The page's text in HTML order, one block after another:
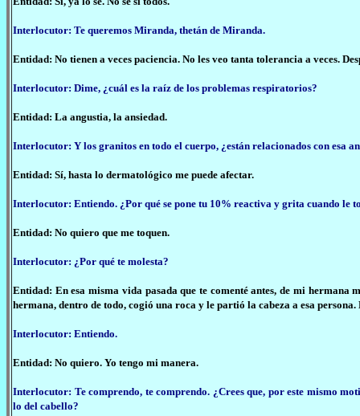
Interlocutor: Te queremos Miranda, thetán de Miranda.
Entidad: No tienen a veces paciencia. No les veo tanta tolerancia a veces.
Interlocutor: Dime, ¿cuál es la raíz de los problemas respiratorios?
Entidad: La angustia, la ansiedad.
Interlocutor: Y los granitos en todo el cuerpo, ¿están relacionados con esa
Entidad: Sí, hasta lo dermatológico me puede afectar.
Interlocutor: Entiendo. ¿Por qué se pone tu 10% reactiva y grita cuando le
Entidad: No quiero que me toquen.
Interlocutor: ¿Por qué te molesta?
Entidad: En esa misma vida pasada que te comenté antes, de mi
hermana, dentro de todo, cogió una roca y le partió la cabeza a esa persona.
Interlocutor: Entiendo.
Entidad: No quiero. Yo tengo mi manera.
Interlocutor: Te comprendo, te comprendo. ¿Crees que, por este mismo
lo del cabello?